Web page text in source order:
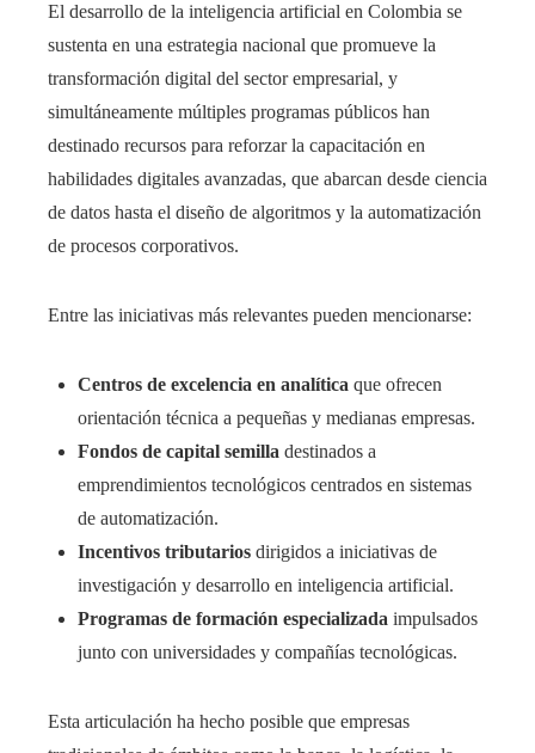
El desarrollo de la inteligencia artificial en Colombia se
sustenta en una estrategia nacional que promueve la
transformación digital del sector empresarial, y
simultáneamente múltiples programas públicos han
destinado recursos para reforzar la capacitación en
habilidades digitales avanzadas, que abarcan desde ciencia
de datos hasta el diseño de algoritmos y la automatización
de procesos corporativos.
Entre las iniciativas más relevantes pueden mencionarse:
Centros de excelencia en analítica que ofrecen
orientación técnica a pequeñas y medianas empresas.
Fondos de capital semilla destinados a
emprendimientos tecnológicos centrados en sistemas
de automatización.
Incentivos tributarios dirigidos a iniciativas de
investigación y desarrollo en inteligencia artificial.
Programas de formación especializada impulsados
junto con universidades y compañías tecnológicas.
Esta articulación ha hecho posible que empresas